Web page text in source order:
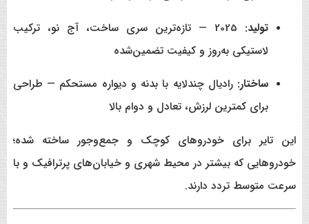
تولید:
2025 — تازه‌ترین سری ساخت، آج نو، ترکیب
لاستیکی به‌روز و کیفیت تضمین‌شده
ساختار: رادیال چندلایه با بدنه و دیواره مستحکم — طراحی
برای کمترین لرزش، تعادل و دوام بالا
این تایر برای خودروهای کوچک و جمع‌وجور ساخته شده؛
خودروهایی که بیشتر در محیط شهری و خیابان‌های پرترافیک و با
سرعت متوسط تردد دارند.